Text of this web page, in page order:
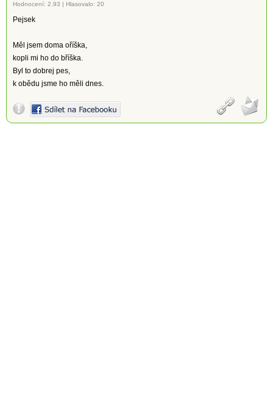
Hodnocení: 2.93 | Hlasovalo: 20
Pejsek
Měl jsem doma oříška,
kopli mi ho do bříška.
Byl to dobrej pes,
k obědu jsme ho měli dnes.